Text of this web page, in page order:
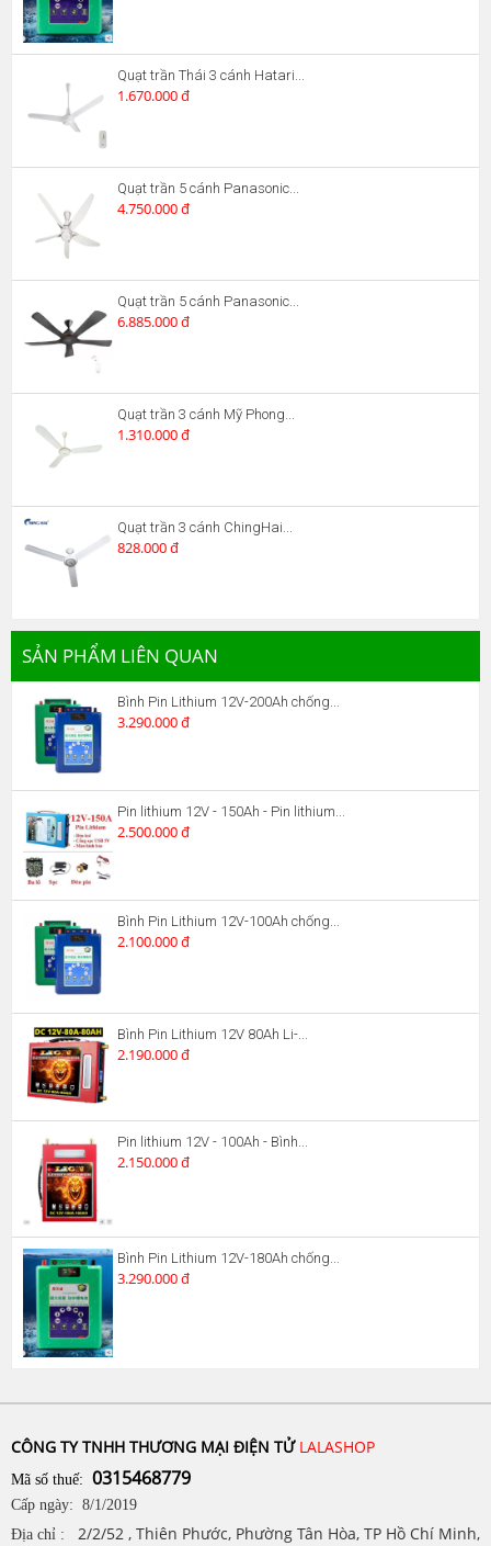
Quạt trần Thái 3 cánh Hatari...
1.670.000 đ
Quạt trần 5 cánh Panasonic...
4.750.000 đ
Quạt trần 5 cánh Panasonic...
6.885.000 đ
Quạt trần 3 cánh Mỹ Phong...
1.310.000 đ
Quạt trần 3 cánh ChingHai...
828.000 đ
SẢN PHẨM LIÊN QUAN
Bình Pin Lithium 12V-200Ah chống...
3.290.000 đ
Pin lithium 12V - 150Ah - Pin lithium...
2.500.000 đ
Bình Pin Lithium 12V-100Ah chống...
2.100.000 đ
Bình Pin Lithium 12V 80Ah Li-...
2.190.000 đ
Pin lithium 12V - 100Ah - Bình...
2.150.000 đ
Bình Pin Lithium 12V-180Ah chống...
3.290.000 đ
CÔNG TY TNHH THƯƠNG MẠI ĐIỆN TỬ LALASHOP
Mã số thuế: 0315468779
Cấp ngày: 8/1/2019
Địa chỉ : 2/2/52 , Thiên Phước, Phường Tân Hòa, TP Hồ Chí Minh,